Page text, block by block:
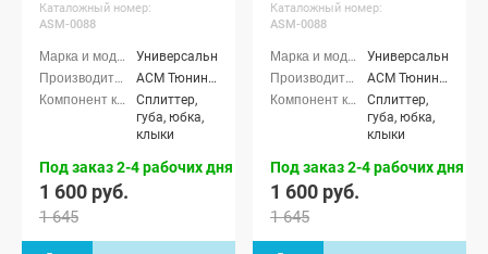
Каталожный номер:
ASM-0088
Универсальные
АСМ Тюнинг (ASM tuning)
Сплиттер,
губа, юбка,
клыки
Под заказ 2-4 рабочих дня
1 600 руб.
1 645
Каталожный номер:
ASM-0088
Универсальные
АСМ Тюнинг (ASM tuning)
Сплиттер,
губа, юбка,
клыки
Под заказ 2-4 рабочих дня
1 600 руб.
1 645